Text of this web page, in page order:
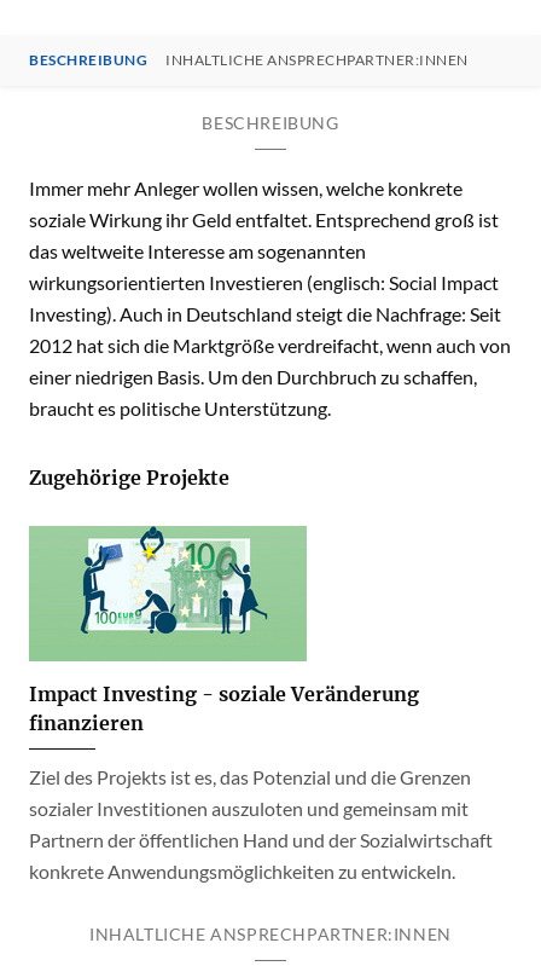
BESCHREIBUNG INHALTLICHE ANSPRECHPARTNER:INNEN
BESCHREIBUNG
Immer mehr Anleger wollen wissen, welche konkrete
soziale Wirkung ihr Geld entfaltet. Entsprechend groß ist
das weltweite Interesse am sogenannten
wirkungsorientierten Investieren (englisch: Social Impact
Investing). Auch in Deutschland steigt die Nachfrage: Seit
2012 hat sich die Marktgröße verdreifacht, wenn auch von
einer niedrigen Basis. Um den Durchbruch zu schaffen,
braucht es politische Unterstützung.
Zugehörige Projekte
Impact Investing - soziale Veränderung
finanzieren
Ziel des Projekts ist es, das Potenzial und die Grenzen
sozialer Investitionen auszuloten und gemeinsam mit
Partnern der öffentlichen Hand und der Sozialwirtschaft
konkrete Anwendungsmöglichkeiten zu entwickeln.
INHALTLICHE ANSPRECHPARTNER:INNEN